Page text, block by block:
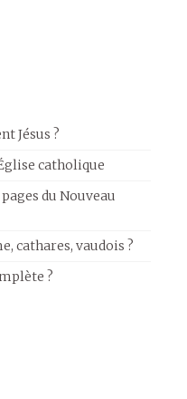
Jésus ?
catholique
du Nouveau
cathares, vaudois ?
?